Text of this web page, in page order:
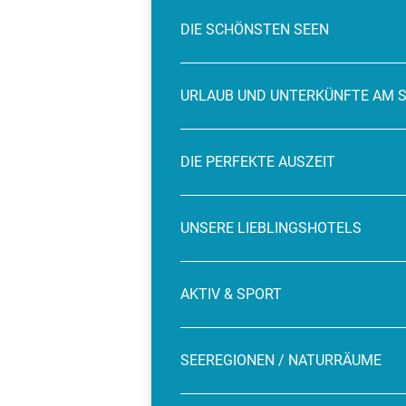
DIE SCHÖNSTEN SEEN
URLAUB UND UNTERKÜNFTE AM
DIE PERFEKTE AUSZEIT
UNSERE LIEBLINGSHOTELS
AKTIV & SPORT
SEEREGIONEN / NATURRÄUME